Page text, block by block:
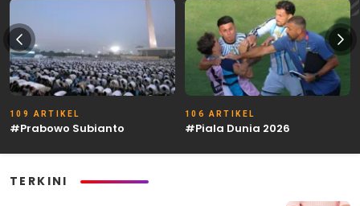
109 ARTIKEL
#Prabowo Subianto
106 ARTIKEL
#Piala Dunia 2026
TERKINI